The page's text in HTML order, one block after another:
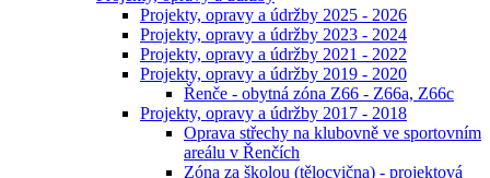
Projekty, opravy a údržby 2025 - 2026
Projekty, opravy a údržby 2023 - 2024
Projekty, opravy a údržby 2021 - 2022
Projekty, opravy a údržby 2019 - 2020
Řenče - obytná zóna Z66 - Z66a, Z66c
Projekty, opravy a údržby 2017 - 2018
Oprava střechy na klubovně ve sportovním
areálu v Řenčích
Zóna za školou (tělocvična) - projektová